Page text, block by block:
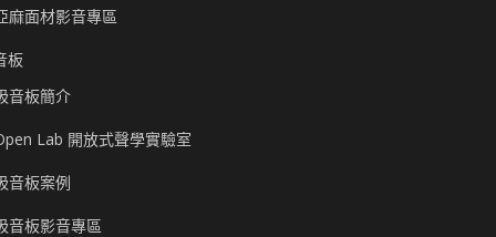
麻面材影音專區
板
音板簡介
Lab 開放式聲學實驗室
音板案例
音板影音專區